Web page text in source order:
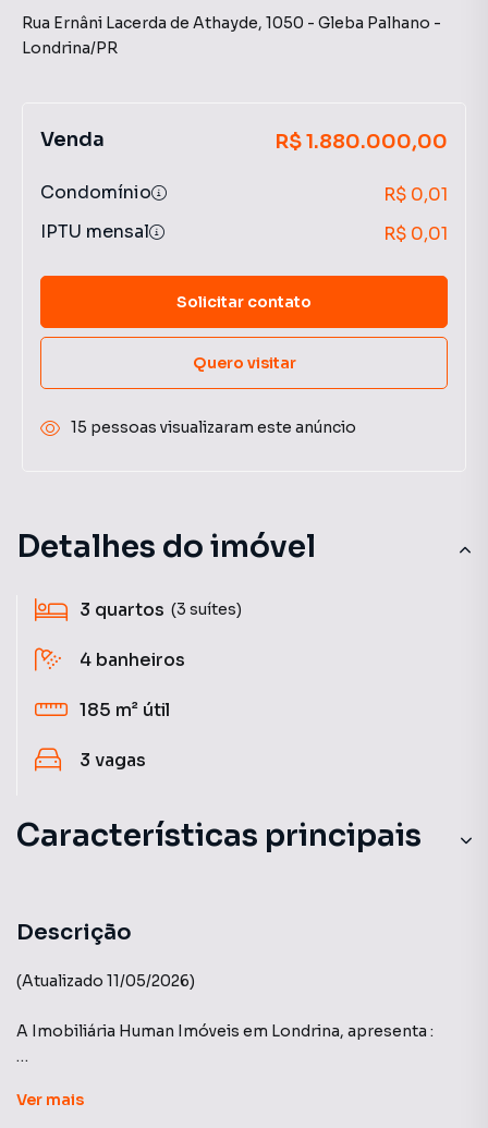
Detalhes do imóvel
3 quartos (3 suítes)
4 banheiros
185 m² útil
3 vagas
Características principais
Portaria 24h
Aquecimento a Gás
Andar Alto
Descrição
(Atualizado 11/05/2026)
A Imobiliária Human Imóveis em Londrina, apresenta :
padrão disponível. 03 suites, suite master com closet, 03
Ver mais
Rua Ernâni Lacerda de Athayde, 1050 - Gleba Palhano -
Londrina/PR
Venda R$ 1.880.000,00
Condomínio
R$ 0,01
IPTU mensal
R$ 0,01
Solicitar contato
Quero visitar
15 pessoas visualizaram este anúncio